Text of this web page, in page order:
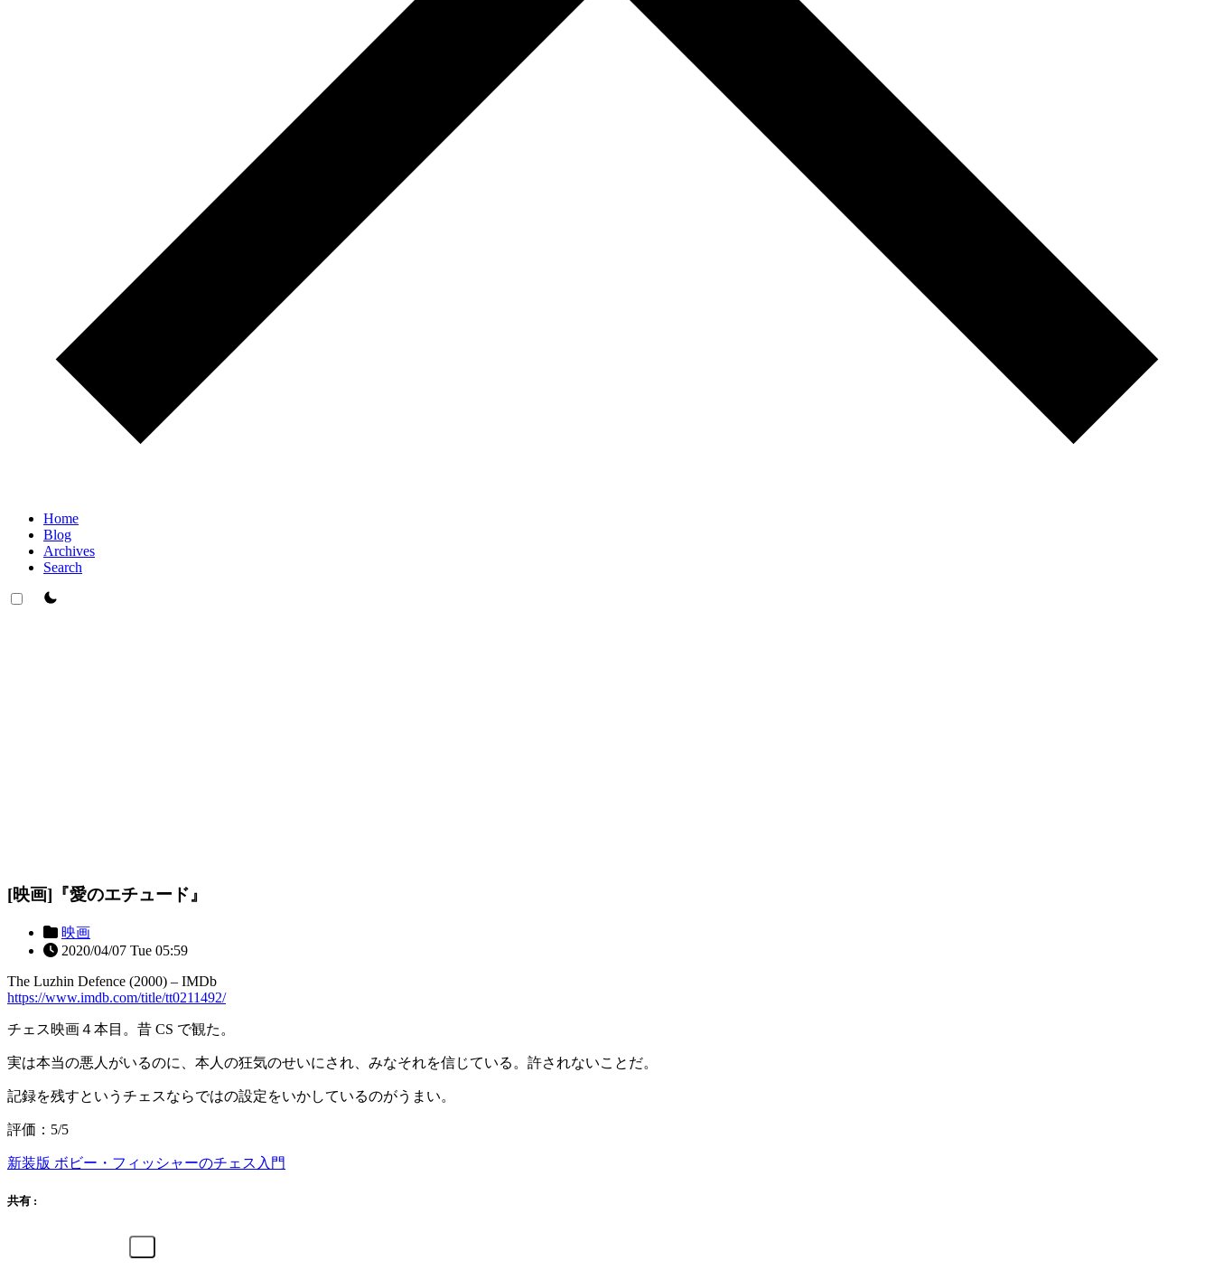
Home
Blog
Archives
Search
theme switcher
[映画]『愛のエチュード』
映画
2020/04/07 Tue 05:59
The Luzhin Defence (2000) – IMDb
https://www.imdb.com/title/tt0211492/
チェス映画４本目。昔 CS で観た。
実は本当の悪人がいるのに、本人の狂気のせいにされ、みなそれを信じている。許されないことだ。
記録を残すというチェスならではの設定をいかしているのがうまい。
評価：5/5
新装版 ボビー・フィッシャーのチェス入門
共有 :